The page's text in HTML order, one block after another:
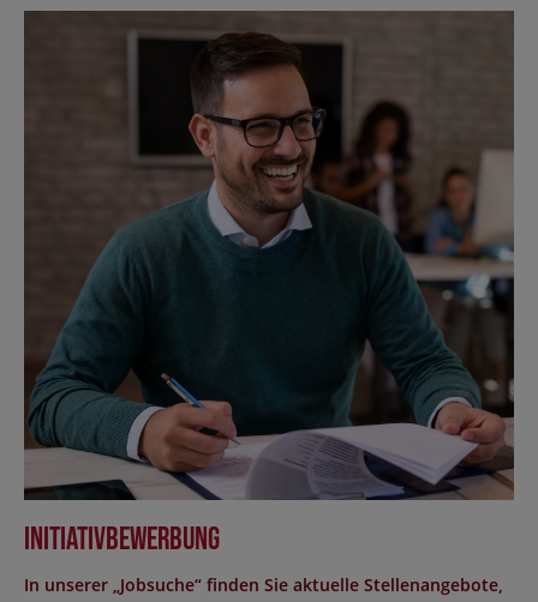
Initiativbewerbung
In unserer „Jobsuche“ finden Sie aktuelle Stellenangebote,